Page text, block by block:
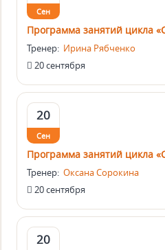
Сен
Программа занятий цикла
Тренер: Ирина Рябченко
20 сентября
20
Сен
Программа занятий цикла
Тренер: Оксана Сорокина
20 сентября
20